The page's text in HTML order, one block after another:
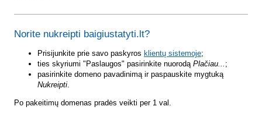
Norite nukreipti baigiustatyti.lt?
Prisijunkite prie savo paskyros klientų sistemoje;
ties skyriumi "Paslaugos" pasirinkite nuorodą Plačiau... ;
pasirinkite domeno pavadinimą ir paspauskite mygtuką
Nukreipti.
Po pakeitimų domenas pradės veikti per 1 val.